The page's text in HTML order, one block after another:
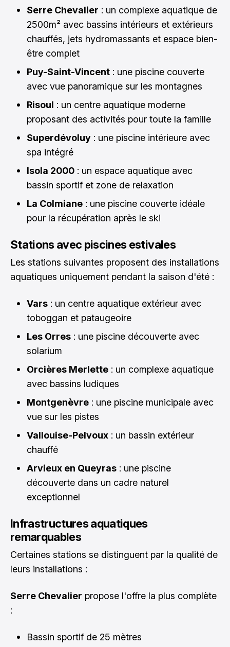
Serre Chevalier : un complexe aquatique de
2500m² avec bassins intérieurs et extérieurs
chauffés, jets hydromassants et espace bien-
être complet
Puy-Saint-Vincent : une piscine couverte
avec vue panoramique sur les montagnes
Risoul : un centre aquatique moderne
proposant des activités pour toute la famille
Superdévoluy : une piscine intérieure avec
spa intégré
Isola 2000 : un espace aquatique avec
bassin sportif et zone de relaxation
La Colmiane : une piscine couverte idéale
pour la récupération après le ski
Stations avec piscines estivales
Les stations suivantes proposent des installations
aquatiques uniquement pendant la saison d'été :
Vars : un centre aquatique extérieur avec
toboggan et pataugeoire
Les Orres : une piscine découverte avec
solarium
Orcières Merlette : un complexe aquatique
avec bassins ludiques
Montgenèvre : une piscine municipale avec
vue sur les pistes
Vallouise-Pelvoux : un bassin extérieur
chauffé
Arvieux en Queyras : une piscine
découverte dans un cadre naturel
exceptionnel
Infrastructures aquatiques
remarquables
Certaines stations se distinguent par la qualité de
leurs installations :
Serre Chevalier propose l'offre la plus complète
:
Bassin sportif de 25 mètres